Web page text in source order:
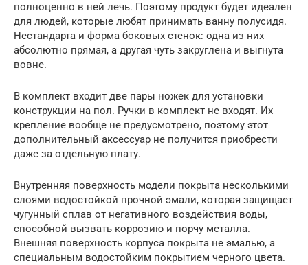
полноценно в ней лечь. Поэтому продукт будет идеален
для людей, которые любят принимать ванну полусидя.
Нестандарта и форма боковых стенок: одна из них
абсолютно прямая, а другая чуть закруглена и выгнута
вовне.
В комплект входит две пары ножек для установки
конструкции на пол. Ручки в комплект не входят. Их
крепление вообще не предусмотрено, поэтому этот
дополнительный аксессуар не получится приобрести
даже за отдельную плату.
Внутренняя поверхность модели покрыта несколькими
слоями водостойкой прочной эмали, которая защищает
чугунный сплав от негативного воздействия воды,
способной вызвать коррозию и порчу металла.
Внешняя поверхность корпуса покрыта не эмалью, а
специальным водостойким покрытием черного цвета.